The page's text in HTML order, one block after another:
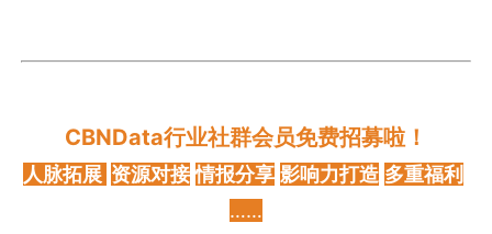
CBNData行业社群会员免费招募啦！
人脉拓展 资源对接 情报分享 影响力打造 多重福利
……